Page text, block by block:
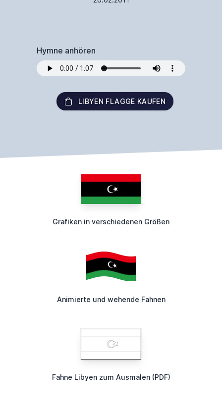
Hymne anhören
LIBYEN FLAGGE KAUFEN
Grafiken in verschiedenen Größen
Animierte und wehende Fahnen
Fahne Libyen zum Ausmalen (PDF)